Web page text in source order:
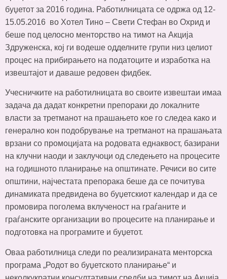
буџетот за 2016 година. Работилницата се одржа од 12-
15.05.2016 во Хотел Тино – Свети Стефан во Охрид и
беше под целосно менторство на тимот на Акција
Здруженска, кој ги водеше одделните групи низ целиот
процес на прибирањето на податоците и изработка на
извештајот и даваше редовен фидбек.
Учесничките на работилницата во своите извештаи имаа
задача да дадат конкретни препораки до локалните
власти за третманот на прашањето кое го следеа како и
генерално кон подобрување на третманот на прашањата
врзани со промоцијата на родовата еднаквост, базирани
на клучни наоди и заклучоци од следењето на процесите
на годишното планирање на општинате. Речиси во сите
општини, најчестата препорака беше да се почитува
динамиката предвидена во буџетскиот календар и да се
промовира поголема вклученост на граѓаните и
граѓанските организации во процесите на планирање и
подготовка на програмите и буџетот.
Оваа работилница следи по реализираната менторска
програма „Родот во буџетското планирање“ и